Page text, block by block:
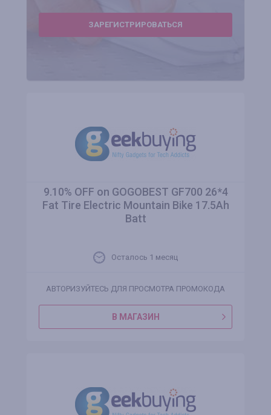
ЗАРЕГИСТРИРОВАТЬСЯ
9.10% OFF on GOGOBEST GF700 26*4
Fat Tire Electric Mountain Bike 17.5Ah
Batt
Осталось 1 месяц
АВТОРИЗУЙТЕСЬ ДЛЯ ПРОСМОТРА ПРОМОКОДА
В МАГАЗИН